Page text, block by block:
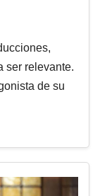
ser relevante.
de su